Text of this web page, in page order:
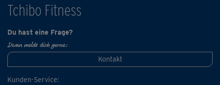
Tchibo Fitness
Du hast eine Frage?
Dann melde dich gerne:
Kontakt
Kunden-Service: